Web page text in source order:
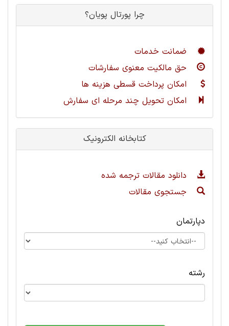
چرا پورتال پویان؟
ضمانت خدمات
حق مالکیت معنوی سفارشات
امکان پرداخت قسطی هزینه ها
امکان تحویل چند مرحله ای سفارش
کتابخانه الکترونیک
دانلود مقالات ترجمه شده
جستجوی مقالات
دپارتمان
رشته